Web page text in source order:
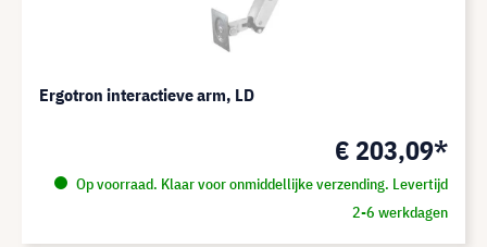
Ergotron interactieve arm, LD
€ 203,09*
Op voorraad. Klaar voor onmiddellijke verzending. Levertijd
2-6 werkdagen